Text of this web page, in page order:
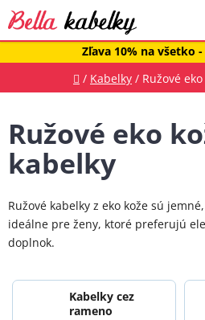
Prejsť
na
obsah
Zľava 10% na všetko -
Domov
/ Kabelky / Ružové
Ružové eko
kabelky
Ružové kabelky z eko kože sú
ideálne pre ženy, ktoré preferujú
doplnok.
Kabelky cez
rameno